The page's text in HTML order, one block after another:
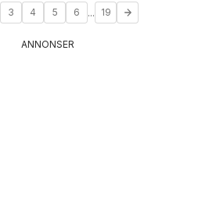
3 4 5 6 ... 19
ANNONSER